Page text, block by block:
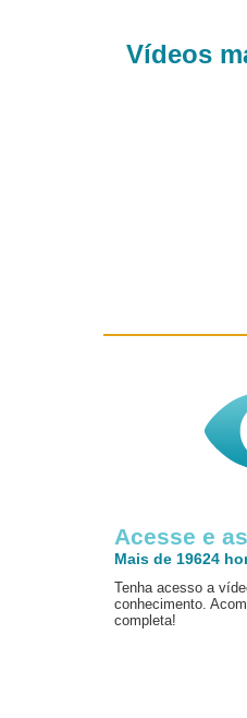
Vídeos
Acesse e
Mais de 19624
Tenha acesso a
conhecimento.
completa!